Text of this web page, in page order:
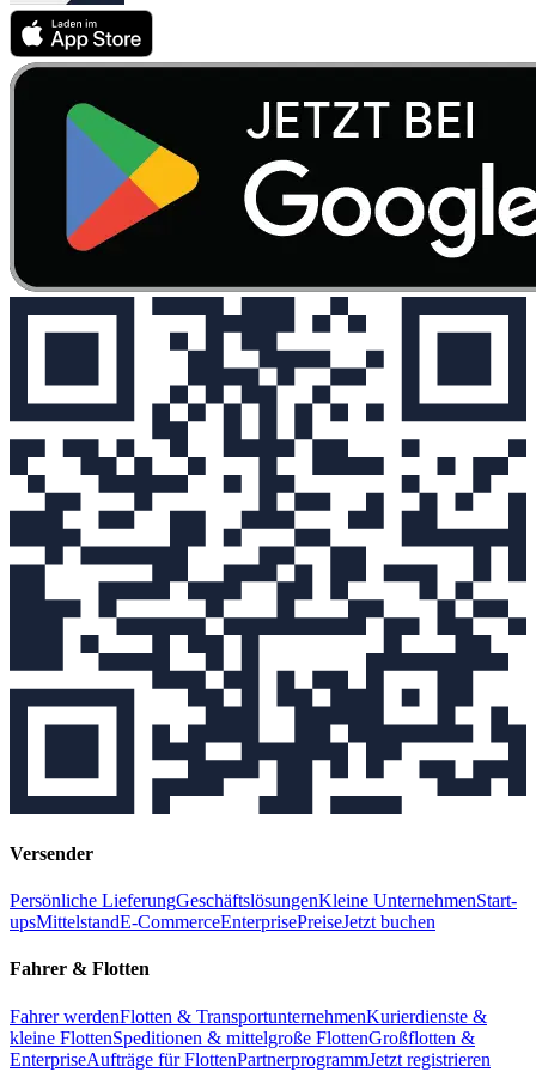
Versender
Persönliche LieferungGeschäftslösungenKleine UnternehmenStart-
upsMittelstandE-CommerceEnterprisePreiseJetzt buchen
Fahrer & Flotten
Fahrer werdenFlotten & TransportunternehmenKurierdienste &
kleine FlottenSpeditionen & mittelgroße FlottenGroßflotten &
EnterpriseAufträge für FlottenPartnerprogrammJetzt registrieren